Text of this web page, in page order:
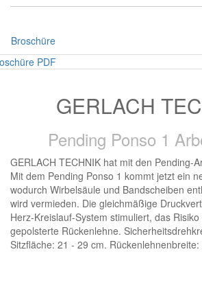
Broschüre
PDF
GERLACH
Pending Ponso 1
GERLACH TECHNIK hat mit den Pending-
Mit dem Pending Ponso 1 kommt jetzt ein
wodurch Wirbelsäule und Bandscheiben
wird vermieden. Die gleichmäßige
Herz-Kreislauf-System stimuliert, das
gepolsterte Rückenlehne.
Sitzfläche: 21 - 29 cm.